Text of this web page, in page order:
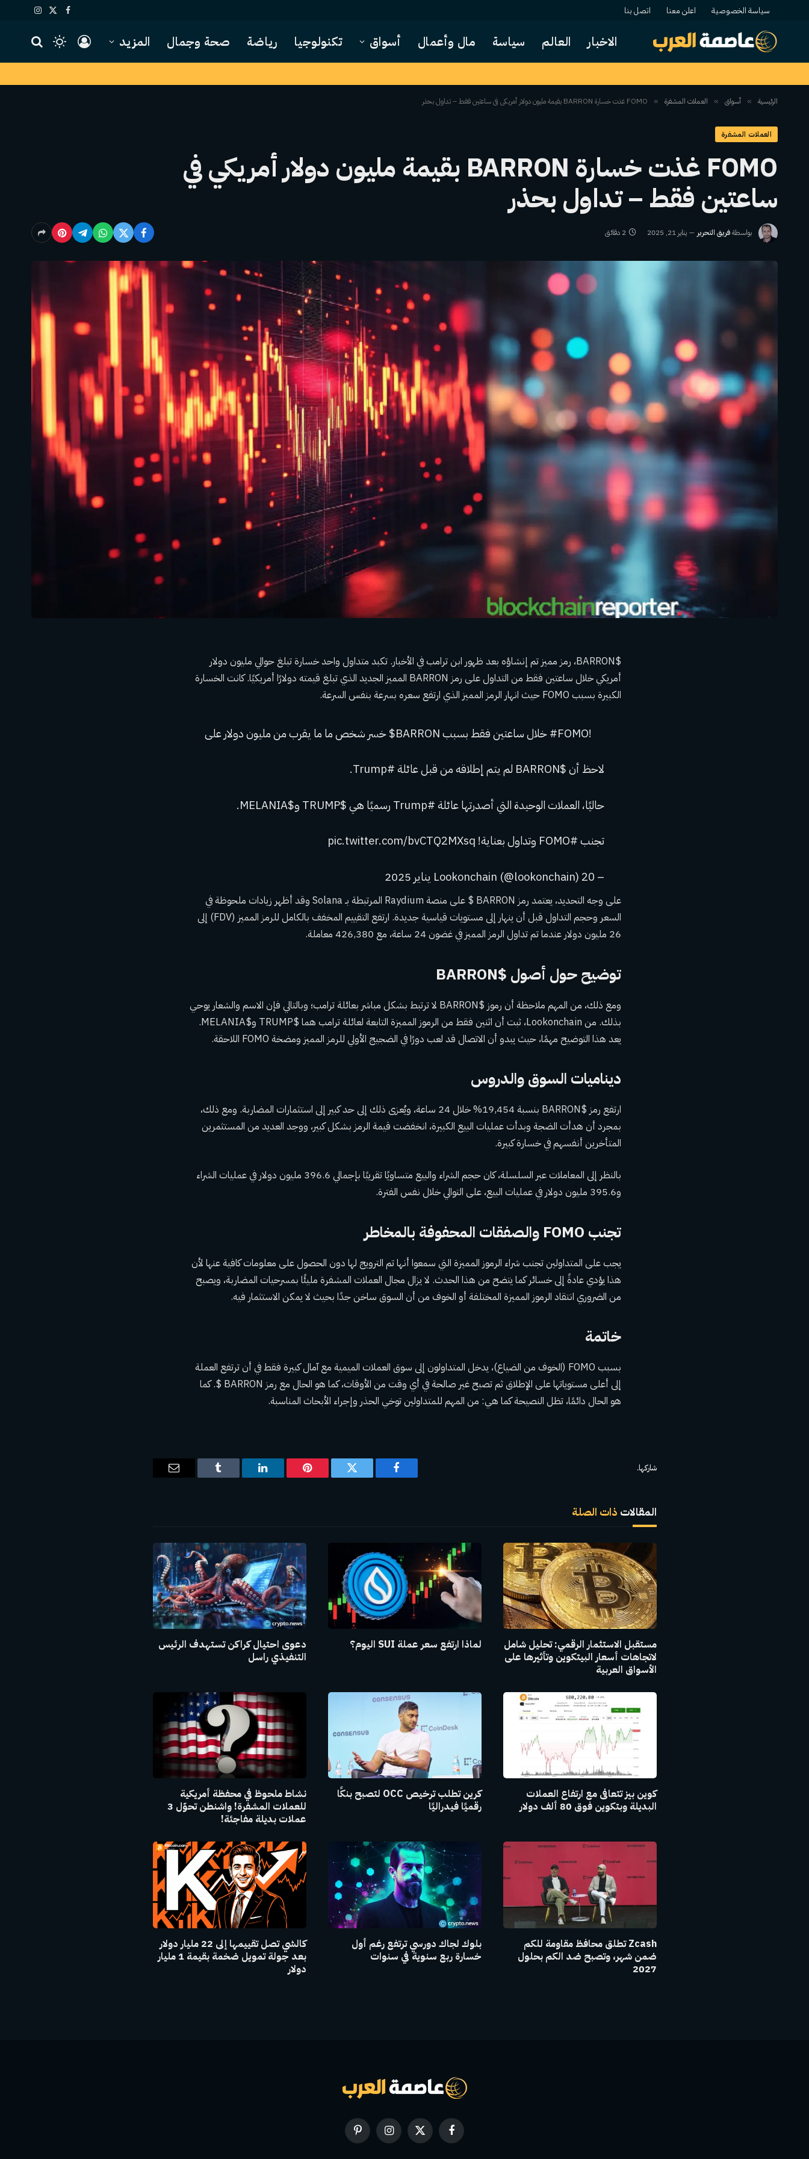
سياسة الخصوصية اعلن معنا اتصل بنا فيسبوك
X
الانستغرام
الاخبار العالم سياسة مال وأعمال أسواق تكنولوجيا رياضة صحة وجمال المزيد
الرئيسية » أسواق » العملات المشفرة » FOMO غذت خسارة BARRON بقيمة مليون دولار أمريكي في ساعتين فقط – تداول بحذر
العملات المشفرة
FOMO غذت خسارة BARRON بقيمة مليون دولار أمريكي في
ساعتين فقط – تداول بحذر
بواسطةفريق التحرير يناير 21, 2025 2 دقائق
$BARRON، رمز مميز تم إنشاؤه بعد ظهور ابن ترامب في الأخبار. تكبد متداول واحد خسارة تبلغ حوالي مليون دولار
أمريكي خلال ساعتين فقط من التداول على رمز BARRON المميز الجديد الذي تبلغ قيمته دولارًا أمريكيًا. كانت الخسارة
الكبيرة بسبب FOMO حيث انهار الرمز المميز الذي ارتفع سعره بسرعة بنفس السرعة.
خسر شخص ما ما يقرب من مليون دولار على $BARRON خلال ساعتين فقط بسبب #FOMO!
لاحظ أن $BARRON لم يتم إطلاقه من قبل عائلة #Trump.
حاليًا، العملات الوحيدة التي أصدرتها عائلة #Trump رسميًا هي $TRUMP و$MELANIA.
تجنب #FOMO وتداول بعناية! pic.twitter.com/bvCTQ2MXsq
– Lookonchain (@lookonchain) 20 يناير 2025
على وجه التحديد، يعتمد رمز BARRON $ على منصة Raydium المرتبطة بـ Solana وقد أظهر زيادات ملحوظة في
السعر وحجم التداول قبل أن ينهار إلى مستويات قياسية جديدة. ارتفع التقييم المخفف بالكامل للرمز المميز (FDV) إلى
26 مليون دولار عندما تم تداول الرمز المميز في غضون 24 ساعة، مع 426,380 معاملة.
توضيح حول أصول $BARRON
ومع ذلك، من المهم ملاحظة أن رموز $BARRON لا ترتبط بشكل مباشر بعائلة ترامب؛ وبالتالي فإن الاسم والشعار يوحي
بذلك. من Lookonchain، ثبت أن اثنين فقط من الرموز المميزة التابعة لعائلة ترامب هما $TRUMP و$MELANIA.
يعد هذا التوضيح مهمًا، حيث يبدو أن الاتصال قد لعب دورًا في الضجيج الأولي للرمز المميز ومضخة FOMO اللاحقة.
ديناميات السوق والدروس
ارتفع رمز $BARRON بنسبة 19,454% خلال 24 ساعة، ويُعزى ذلك إلى حد كبير إلى استثمارات المضاربة. ومع ذلك،
بمجرد أن هدأت الضجة وبدأت عمليات البيع الكبيرة، انخفضت قيمة الرمز بشكل كبير، ووجد العديد من المستثمرين
المتأخرين أنفسهم في خسارة كبيرة.
بالنظر إلى المعاملات عبر السلسلة، كان حجم الشراء والبيع متساويًا تقريبًا بإجمالي 396.6 مليون دولار في عمليات الشراء
و395.6 مليون دولار في عمليات البيع، على التوالي خلال نفس الفترة.
تجنب FOMO والصفقات المحفوفة بالمخاطر
يجب على المتداولين تجنب شراء الرموز المميزة التي سمعوا أنها تم الترويج لها دون الحصول على معلومات كافية عنها لأن
هذا يؤدي عادةً إلى خسائر كما يتضح من هذا الحدث. لا يزال مجال العملات المشفرة مليئًا بمسرحيات المضاربة، ويصبح
من الضروري انتقاد الرموز المميزة المختلفة أو الخوف من أن السوق ساخن جدًا بحيث لا يمكن الاستثمار فيه.
خاتمة
بسبب FOMO (الخوف من الضياع)، يدخل المتداولون إلى سوق العملات الميمية مع آمال كبيرة فقط في أن ترتفع العملة
إلى أعلى مستوياتها على الإطلاق ثم تصبح غير صالحة في أي وقت من الأوقات، كما هو الحال مع رمز BARRON $. كما
هو الحال دائمًا، تظل النصيحة كما هي: من المهم للمتداولين توخي الحذر وإجراء الأبحاث المناسبة.
شاركها.
فيسبوك تويتر بينتيريستلينكدإن Tumblr
البريد
المقالات ذات الصلة
مستقبل الاستثمار الرقمي: تحليل شامل
لاتجاهات أسعار البيتكوين وتأثيرها على
الأسواق العربية
لماذا ارتفع سعر عملة SUI اليوم؟
دعوى احتيال كراكن تستهدف الرئيس
التنفيذي راسل
كوين بيز تتعافى مع ارتفاع العملات
البديلة وبتكوين فوق 80 ألف دولار
كرين تطلب ترخيص OCC لتصبح بنكًا
رقميًا فيدراليًا
نشاط ملحوظ في محفظة أمريكية
للعملات المشفرة! واشنطن تحوّل 3
عملات بديلة مفاجئة!
Zcash تطلق محافظ مقاومة للكم
ضمن شهر، وتصبح ضد الكم بحلول
2027
بلوك لجاك دورسي ترتفع رغم أول
خسارة ربع سنوية في سنوات
كالشي تصل تقييمها إلى 22 مليار دولار
بعد جولة تمويل ضخمة بقيمة 1 مليار
دولار
فيسبوك
X
(Twitter)
الانستغرامبينتيريست